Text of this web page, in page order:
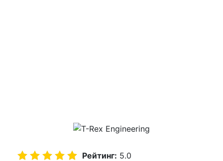
Рейтинг: 5.0